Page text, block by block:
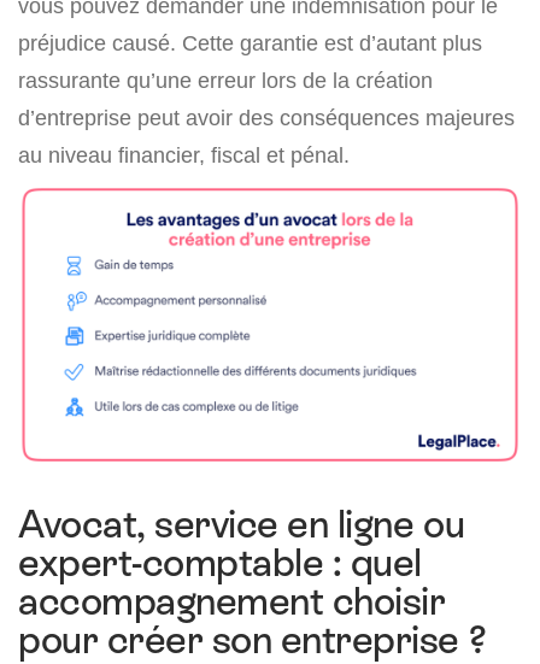
vous pouvez demander une indemnisation pour le
préjudice causé. Cette garantie est d’autant plus
rassurante qu’une erreur lors de la création
d’entreprise peut avoir des conséquences majeures
au niveau financier, fiscal et pénal.
Avocat, service en ligne ou
expert-comptable : quel
accompagnement choisir
pour créer son entreprise ?